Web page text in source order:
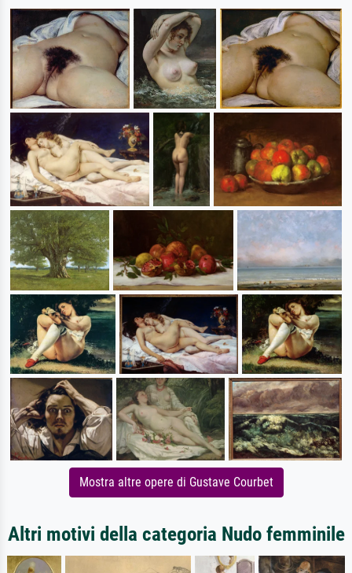
Mostra altre opere di Gustave Courbet
Altri motivi della categoria Nudo femminile